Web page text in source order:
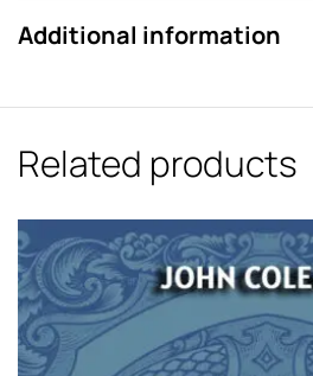
Additional information
Related products